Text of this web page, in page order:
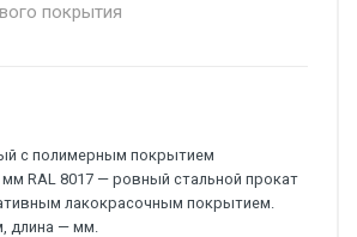
покрытия
с полимерным покрытием
RAL 8017 — ровный стальной прокат
лакокрасочным покрытием.
длина — мм.